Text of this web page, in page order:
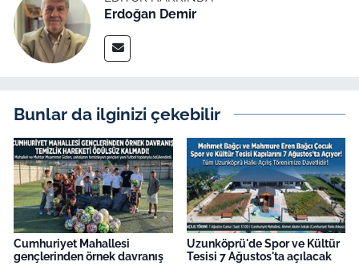
Erdoğan Demir
Bunlar da ilginizi çekebilir
Cumhuriyet Mahallesi
gençlerinden örnek davranış
Uzunköprü'de Spor ve Kültür
Tesisi 7 Ağustos'ta açılacak